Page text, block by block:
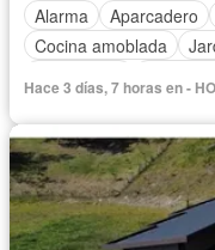
Alarma
Aparcadero
Cocina amoblada
Hace 3 días, 7 horas en -